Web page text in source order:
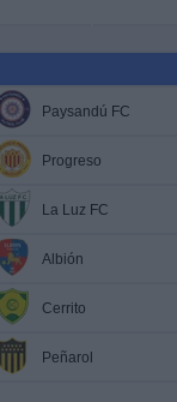
Paysandú FC
Progreso
La Luz FC
Albión
Cerrito
Peñarol